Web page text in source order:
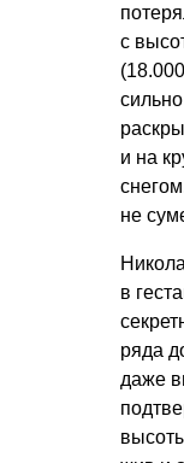
с
и на
не
в
ряда
даже